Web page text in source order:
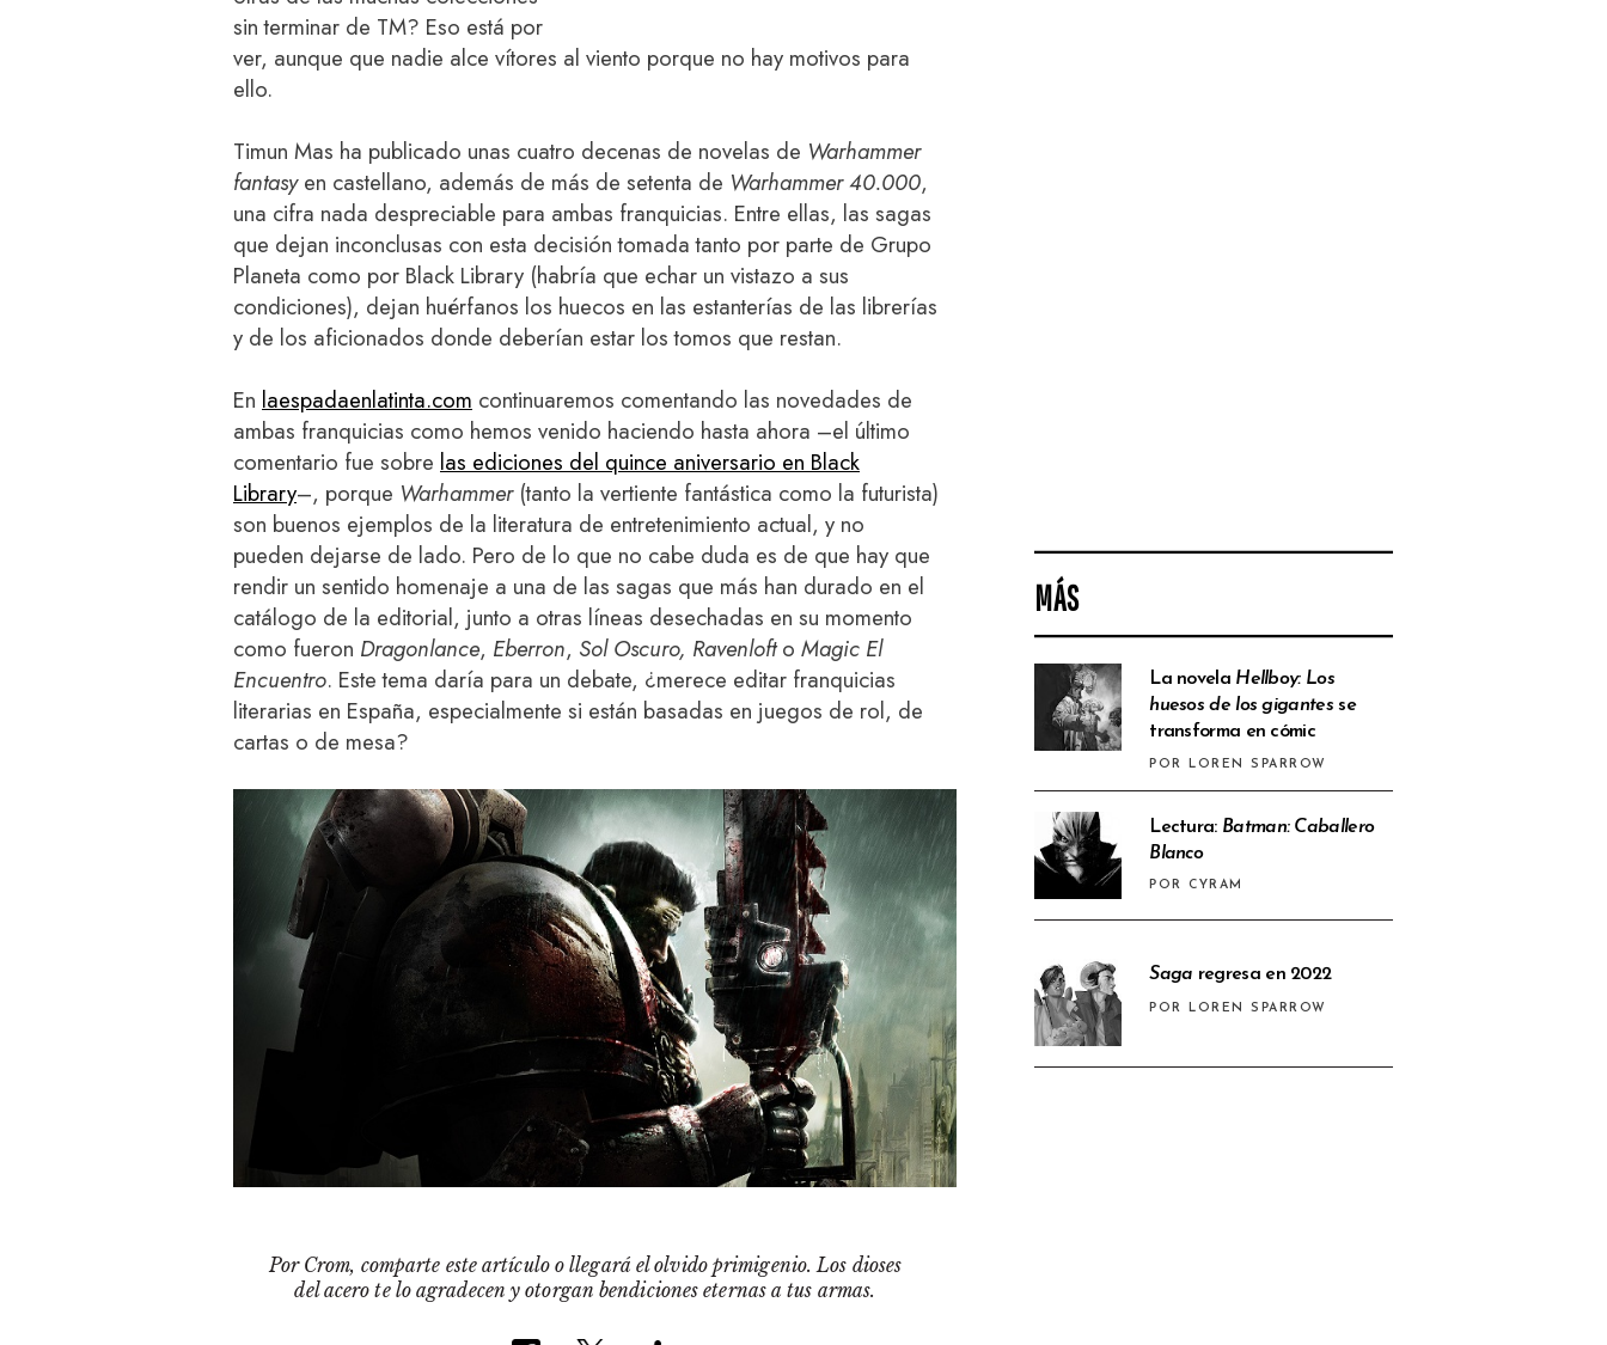
MÁS
La novela Hellboy: Los
huesos de los gigantesse
transforma en cómic
POR LOREN SPARROW
Lectura: Batman: Caballero
Blanco
POR CYRAM
Saga regresa en 2022
POR LOREN SPARROW
sin terminar de TM? Eso está por
ver, aunque que nadie alce vítores al viento porque no hay motivos para
ello.
Timun Mas ha publicado unas cuatro decenas de novelas de Warhammer
fantasyen castellano, además de más de setenta de Warhammer 40.000,
una cifra nada despreciable para ambas franquicias. Entre ellas, las sagas
que dejan inconclusas con esta decisión tomada tanto por parte de Grupo
Planeta como por Black Library (habría que echar un vistazo a sus
condiciones), dejan huérfanos los huecos en las estanterías de las librerías
y de los aficionados donde deberían estar los tomos que restan.
En laespadaenlatinta.com continuaremos comentando las novedades de
ambas franquicias como hemos venido haciendo hasta ahora –el último
comentario fue sobre las ediciones del quince aniversario en Black
Library–, porque Warhammer (tanto la vertiente fantástica como la futurista)
son buenos ejemplos de la literatura de entretenimiento actual, y no
pueden dejarse de lado. Pero de lo que no cabe duda es de que hay que
rendir un sentido homenaje a una de las sagas que más han durado en el
catálogo de la editorial, junto a otras líneas desechadas en su momento
como fueron Dragonlance, Eberron, Sol Oscuro, Ravenlofto Magic El
Encuentro. Este tema daría para un debate, ¿merece editar franquicias
literarias en España, especialmente si están basadas en juegos de rol, de
cartas o de mesa?
Por Crom, comparte este artículo o llegará el olvido primigenio. Los dioses
del acero te lo agradecen y otorgan bendiciones eternas a tus armas.